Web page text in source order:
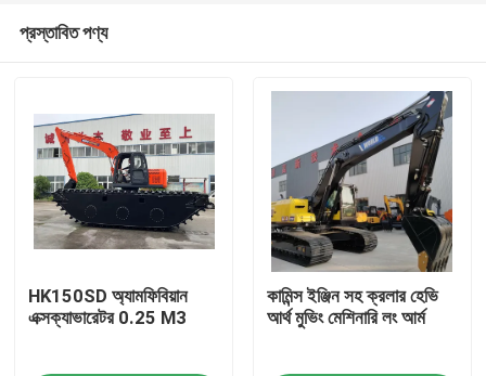
প্রস্তাবিত পণ্য
HK150SD অ্যামফিবিয়ান
এক্সক্যাভারেটর 0.25 M3
কামিন্স ইঞ্জিন সহ ক্রলার হেভি
আর্থ মুভিং মেশিনারি লং আর্ম